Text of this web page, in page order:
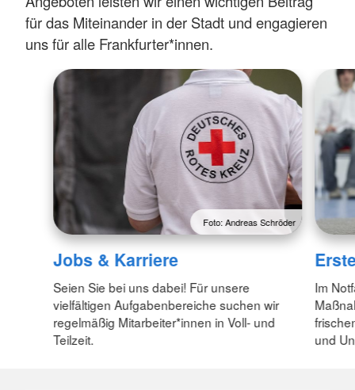
für das Miteinander in der Stadt und engagieren
uns für alle Frankfurter*innen.
Foto: Andreas Schröder
Jobs & Karriere
Seien Sie bei uns dabei! Für unsere
vielfältigen Aufgabenbereiche suchen wir
regelmäßig Mitarbeiter*innen in Voll- und
Teilzeit.
Im
und